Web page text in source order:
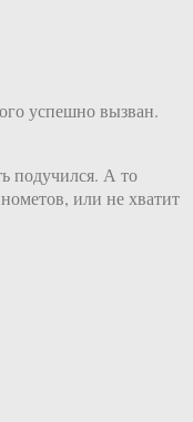
успешно вызван.
подучился. А то
или не хватит